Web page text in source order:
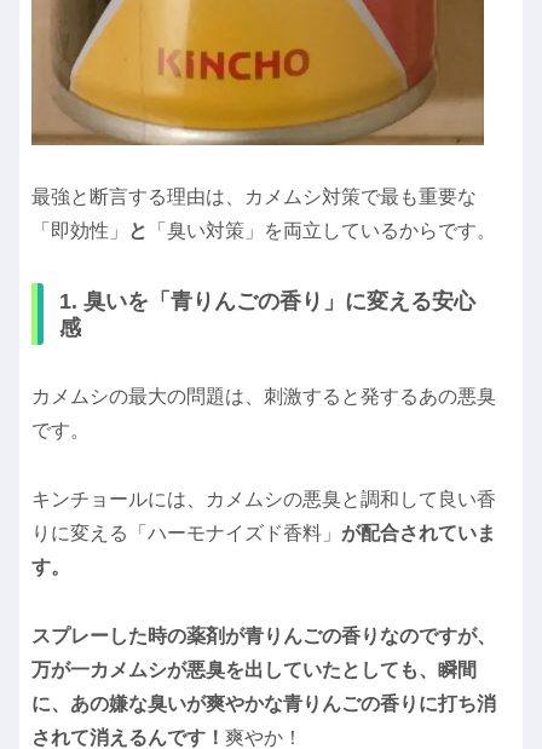
最強と断言する理由は、カメムシ対策で最も重要な
「即効性」
と 「臭い対策」を両立しているからです。
1. 臭いを「青りんごの香り」に変える安心
感
カメムシの最大の問題は、刺激すると発するあの悪臭
です。
キンチョールには、カメムシの悪臭と調和して良い香
りに変える「ハーモナイズド香料」 が配合されていま
す。
スプレーした時の薬剤が青りんごの香りなのですが、
万が一カメムシが悪臭を出していたとしても、瞬間
に、あの嫌な臭いが爽やかな青りんごの香りに打ち消
されて消えるんです！ 爽やか！